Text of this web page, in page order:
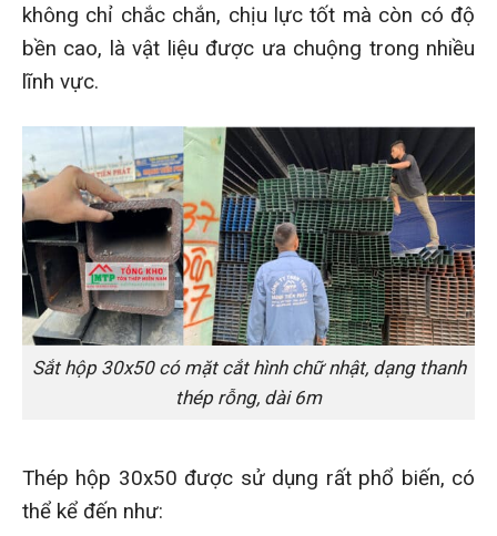
không chỉ chắc chắn, chịu lực tốt mà còn có độ
bền cao, là vật liệu được ưa chuộng trong nhiều
lĩnh vực.
Sắt hộp 30x50 có mặt cắt hình chữ nhật, dạng thanh
thép rỗng, dài 6m
Thép hộp 30x50 được sử dụng rất phổ biến, có
thể kể đến như: